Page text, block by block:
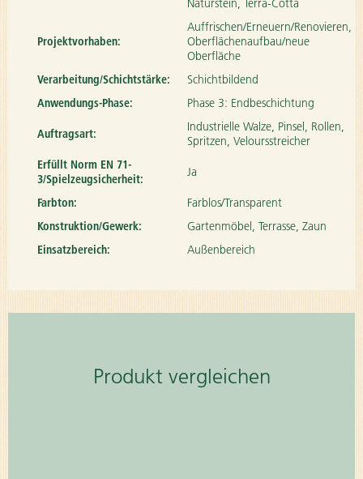
Naturstein, Terra-Cotta
Projektvorhaben:
Auffrischen/Erneuern/Renovieren,
Oberflächenaufbau/neue
Oberfläche
Verarbeitung/Schichtstärke:
Schichtbildend
Anwendungs-Phase:
Phase 3: Endbeschichtung
Auftragsart:
Industrielle Walze, Pinsel, Rollen,
Spritzen, Veloursstreicher
Erfüllt Norm EN 71-
3/Spielzeugsicherheit:
Ja
Farbton:
Farblos/Transparent
Konstruktion/Gewerk:
Gartenmöbel, Terrasse, Zaun
Einsatzbereich:
Außenbereich
Produkt vergleichen